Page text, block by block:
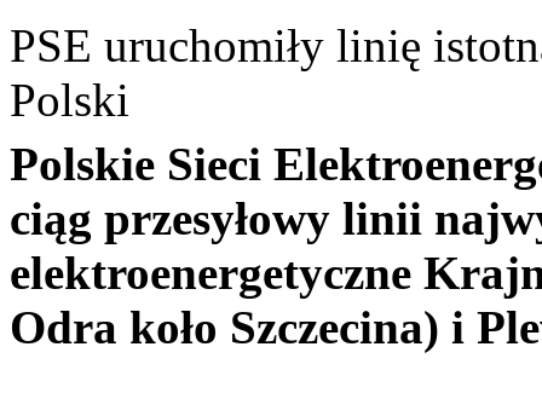
PSE uruchomiły linię
Polski
Polskie Sieci
ciąg przesyłowy linii
elektroenergetyczne
Odra koło Szczecina) i